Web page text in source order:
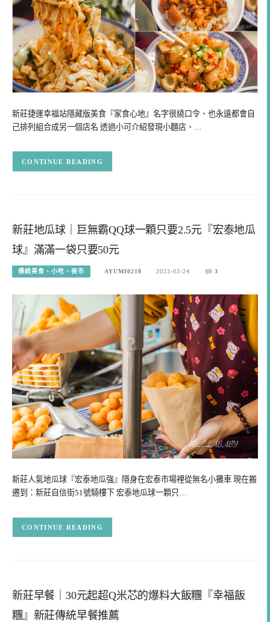
新莊捷運幸福站隱藏版美食『家食心地』名字很繞口令、也永遠都會自
己排列組合成另一個店名 透過小可介紹發現小麵店、…
CONTINUE READING
新莊地瓜球｜巨無霸QQ球一顆只要2.5元『宏泰地瓜
球』滿滿一袋只要50元
傳統美食、小吃、夜市 AYUMI0218 2023-03-24 3
新莊人氣地瓜球『宏泰地瓜強』隱身在宏泰市場裡從無名小攤車 現在搬
遷到：新莊自信街51號騎樓下 宏泰地瓜球一顆只…
CONTINUE READING
新莊早餐｜30元起超Q米芯的爆料大飯糰『幸福飯
糰』新莊傳統早餐推薦